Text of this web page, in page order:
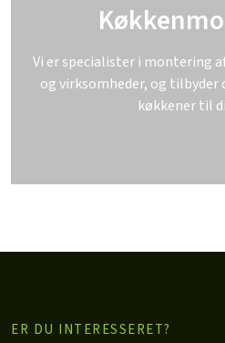
Vi er specialister i montering
og virksomheder, og tilbyder
køkkener til
ER DU INTERESSERET?